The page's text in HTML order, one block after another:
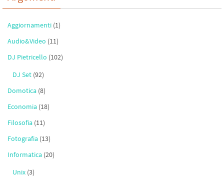
Aggiornamenti (1)
Audio&Video (11)
DJ Pietricello (102)
DJ Set (92)
Domotica (8)
Economia (18)
Filosofia (11)
Fotografia (13)
Informatica (20)
Unix (3)